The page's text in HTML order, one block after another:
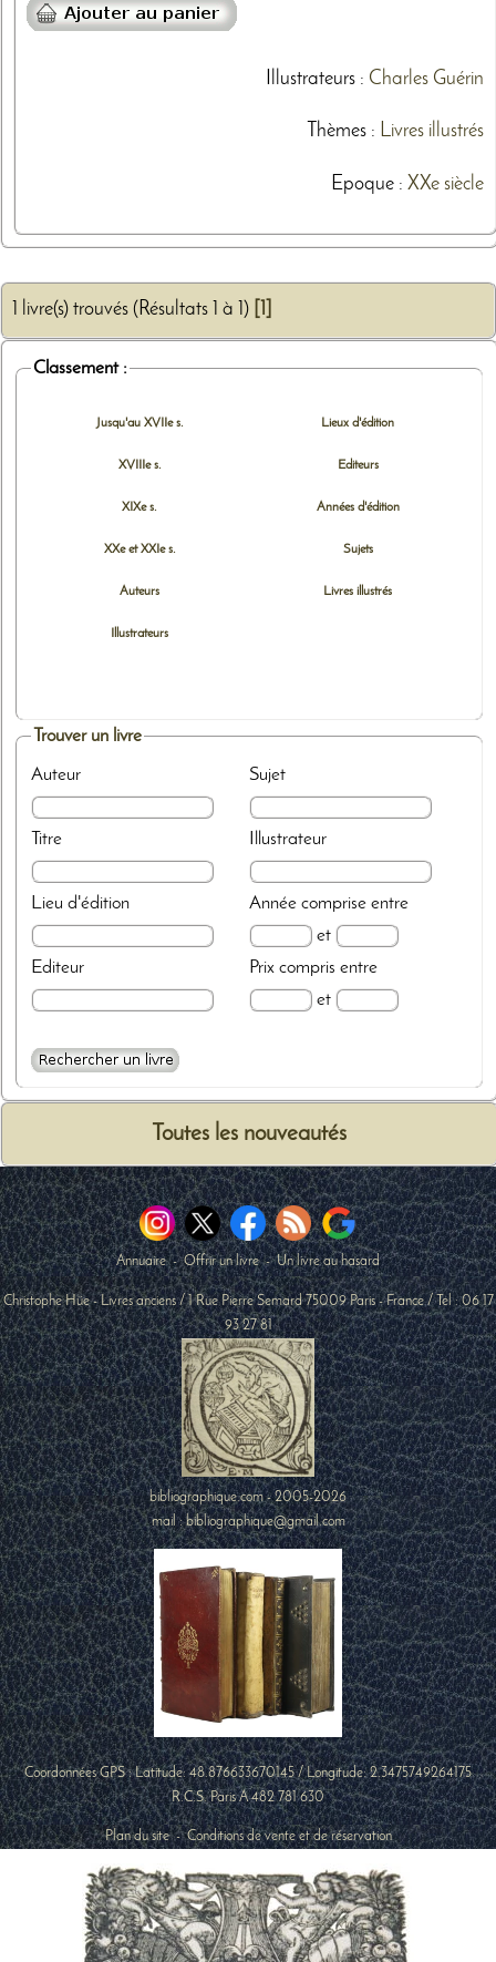
Illustrateurs: Charles Guérin
Thèmes: Livres illustrés
Epoque : XXe siècle
1 livre(s) trouvés (Résultats 1 à 1)
Classement :
Jusqu'au XVIIe s.
XVIIIe s.
XIXe s.
XXe et XXIe s.
Auteurs
Illustrateurs
Lieux d'édition
Editeurs
Années d'édition
Sujets
Livres illustrés
Trouver un livre
Auteur
Titre
Lieu d'édition
Editeur
Sujet
Illustrateur
Annéecomprise entre
et
Prixcompris entre
et
Toutes les nouveautés
Annuaire-Offrir un livre-Un livre au hasard
Christophe Hüe - Livres anciens /1 Rue Pierre Semard 75009 Paris-France / Tel :06 17
93 27 81
bibliographique.com - 2005-2026
mail : bibliographique@gmail.com
Coordonnées GPS : Latitude:48.876633670145/ Longitude:2.3475749264175
R.C.S. Paris A 482 781 630
Plan du site-Conditions de vente et de réservation